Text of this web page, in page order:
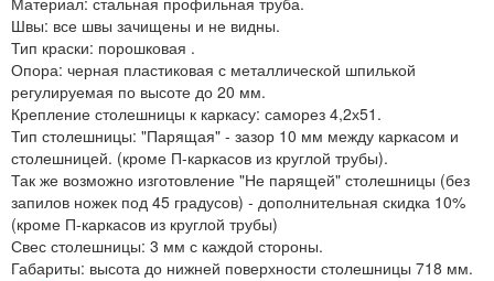
Швы: все швы зачищены и не видны.
Тип краски: порошковая .
Опора: черная пластиковая с металлической шпилькой
регулируемая по высоте до 20 мм.
Крепление столешницы к каркасу: саморез 4,2х51.
Тип столешницы: "Парящая" - зазор 10 мм между каркасом и
столешницей. (кроме П-каркасов из круглой трубы).
Так же возможно изготовление "Не парящей" столешницы (без
запилов ножек под 45 градусов) - дополнительная скидка 10%
(кроме П-каркасов из круглой трубы)
Свес столешницы: 3 мм с каждой стороны.
Габариты: высота до нижней поверхности столешницы 718 мм.